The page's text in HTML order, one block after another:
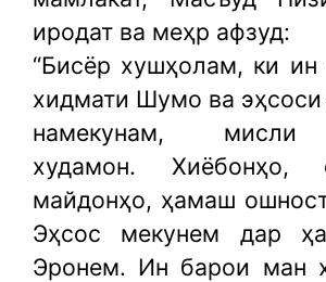
иродат ва меҳр афзуд:
“Бисёр хушҳолам, ки
хидмати Шумо ва эҳсоси
намекунам, мисли
худамон. Хиёбонҳо,
майдонҳо, ҳамаш
Эҳсос мекунем дар
Эронем. Ин барои ман